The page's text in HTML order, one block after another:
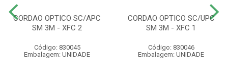
CORDAO OPTICO SC/APC
SM 3M - XFC 2
Código: 830045
Embalagem: UNIDADE
CORDAO OPTICO SC/UPC
SM 3M - XFC 1
Código: 830046
Embalagem: UNIDADE